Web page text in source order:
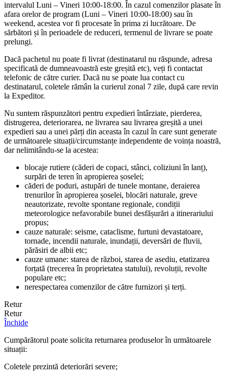
intervalul Luni – Vineri 10:00-18:00. În cazul comenzilor plasate în
afara orelor de program (Luni – Vineri 10:00-18:00) sau în
weekend, acestea vor fi procesate în prima zi lucrătoare. De
sărbători și în perioadele de reduceri, termenul de livrare se poate
prelungi.
Dacă pachetul nu poate fi livrat (destinatarul nu răspunde, adresa
specificată de dumneavoastră este greșită etc), veți fi contactat
telefonic de către curier. Dacă nu se poate lua contact cu
destinatarul, coletele rămân la curierul zonal 7 zile, după care revin
la Expeditor.
Nu suntem răspunzători pentru expedieri întârziate, pierderea,
distrugerea, deteriorarea, ne livrarea sau livrarea greșită a unei
expedieri sau a unei părți din aceasta în cazul în care sunt generate
de următoarele situații/circumstanțe independente de voința noastră,
dar nelimitându-se la acestea:
blocaje rutiere (căderi de copaci, stânci, coliziuni în lanț),
surpări de teren în apropierea șoselei;
căderi de poduri, astupări de tunele montane, deraierea
trenurilor în apropierea șoselei, blocări naturale, greve
neautorizate, revolte spontane regionale, condiții
meteorologice nefavorabile bunei desfășurări a itinerariului
propus;
cauze naturale: seisme, cataclisme, furtuni devastatoare,
tornade, incendii naturale, inundații, deversări de fluvii,
părăsiri de albii etc;
cauze umane: starea de război, starea de asediu, etatizarea
forțată (trecerea în proprietatea statului), revoluții, revolte
populare etc;
nerespectarea comenzilor de către furnizori și terți.
Retur
Retur
Închide
Cumpărătorul poate solicita returnarea produselor în următoarele
situații:
Coletele prezintă deteriorări severe;